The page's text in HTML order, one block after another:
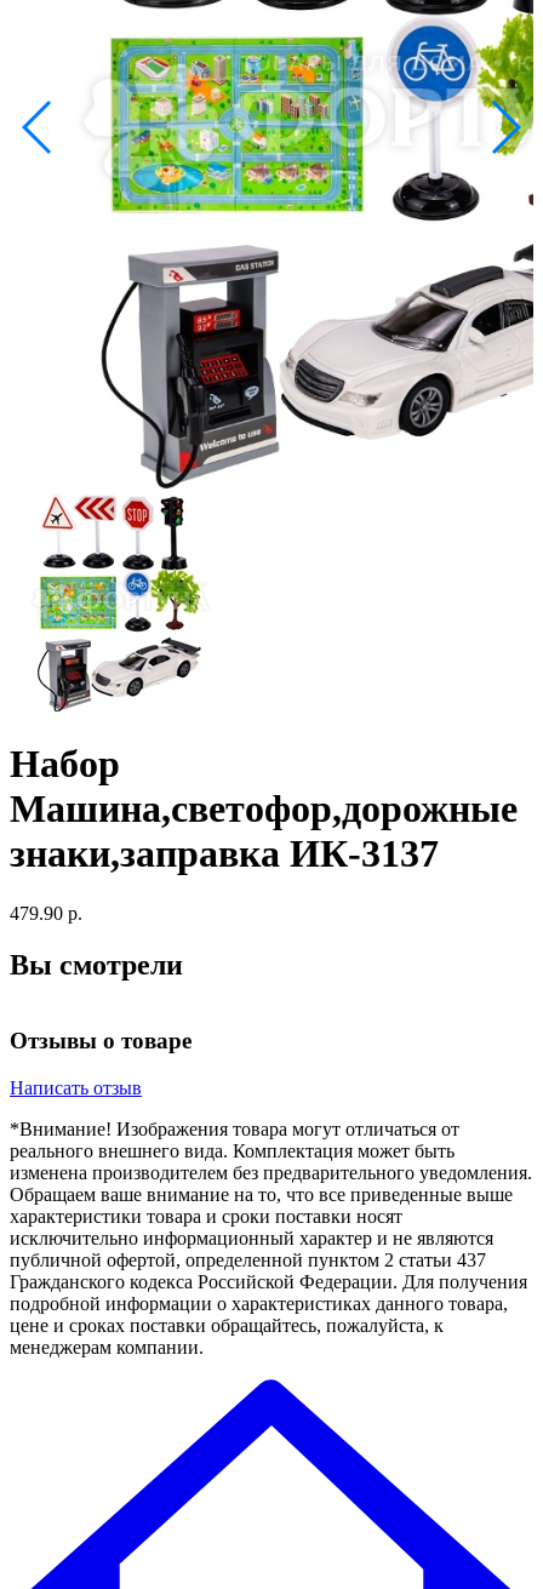
Набор
Машина,светофор,дорожные
знаки,заправка ИК-3137
479.90 р.
Вы смотрели
Отзывы о товаре
Написать отзыв
*Внимание! Изображения товара могут отличаться от
реального внешнего вида. Комплектация может быть
изменена производителем без предварительного уведомления.
Обращаем ваше внимание на то, что все приведенные выше
характеристики товара и сроки поставки носят
исключительно информационный характер и не являются
публичной офертой, определенной пунктом 2 статьи 437
Гражданского кодекса Российской Федерации. Для получения
подробной информации о характеристиках данного товара,
цене и сроках поставки обращайтесь, пожалуйста, к
менеджерам компании.